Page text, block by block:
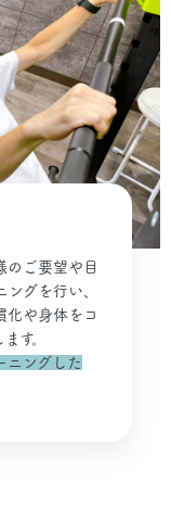
のご要望や目
グを行い、
化や身体をコ
す。
ニングした